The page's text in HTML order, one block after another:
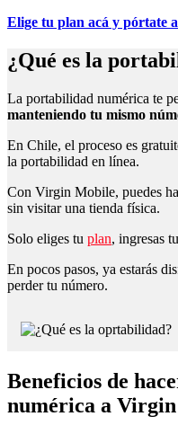
Elige tu plan acá y pórtate
¿Qué es la
La portabilidad numérica te
manteniendo tu mismo
En Chile, el proceso es
la portabilidad en línea.
Con Virgin Mobile, puedes
sin visitar una tienda física.
Solo eliges tu plan, ingresas
En pocos pasos, ya estarás
perder tu número.
Beneficios de
numérica a